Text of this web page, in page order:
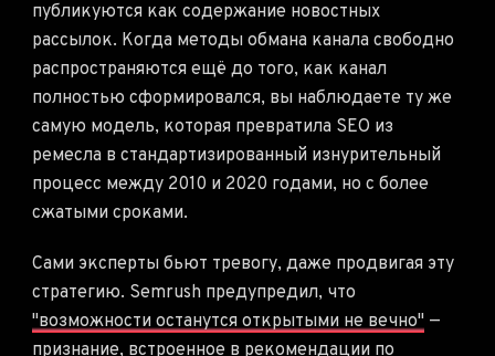
публикуются как содержание новостных
рассылок. Когда методы обмана канала свободно
распространяются ещё до того, как канал
полностью сформировался, вы наблюдаете ту же
самую модель, которая превратила SEO из
ремесла в стандартизированный изнурительный
процесс между 2010 и 2020 годами, но с более
сжатыми сроками.
Сами эксперты бьют тревогу, даже продвигая эту
стратегию. Semrush предупредил, что
"возможности останутся открытыми не вечно" —
признание, встроенное в рекомендации по